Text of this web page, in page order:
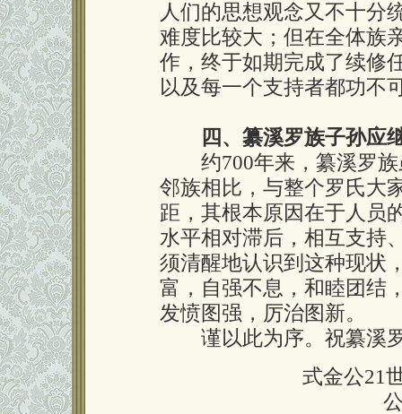
人们的思想观念又不十分
难度比较大；但在全体族
作，终于如期完成了续修
以及每一个支持者都功不
四、纂溪罗族子孙应
约700年来，纂溪罗族
邻族相比，与整个罗氏大
距，其根本原因在于人员
水平相对滞后，相互支持
须清醒地认识到这种现状
富，自强不息，和睦团结
发愤图强，厉治图新。
谨以此为序。祝纂溪
式金公21